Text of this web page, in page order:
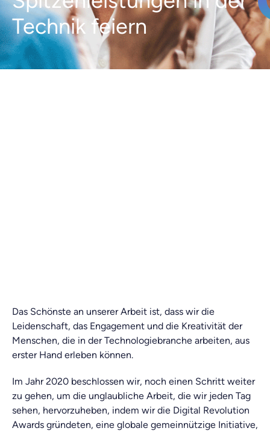
Technik feiern
Das Schönste an unserer Arbeit ist, dass wir die
Leidenschaft, das Engagement und die Kreativität der
Menschen, die in der Technologiebranche arbeiten, aus
erster Hand erleben können.
Im Jahr 2020 beschlossen wir, noch einen Schritt weiter
zu gehen, um die unglaubliche Arbeit, die wir jeden Tag
sehen, hervorzuheben, indem wir die Digital Revolution
Awards gründeten, eine globale gemeinnützige Initiative,